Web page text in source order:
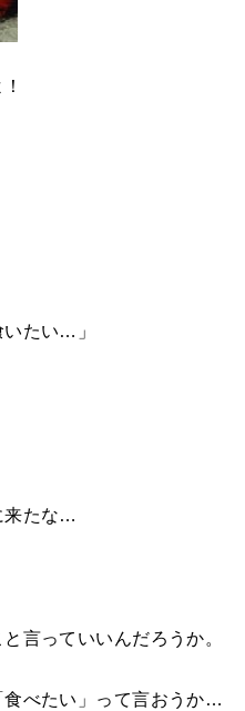
たい…」
来たな…
言っていいんだろうか。
食べたい」って言おうか…